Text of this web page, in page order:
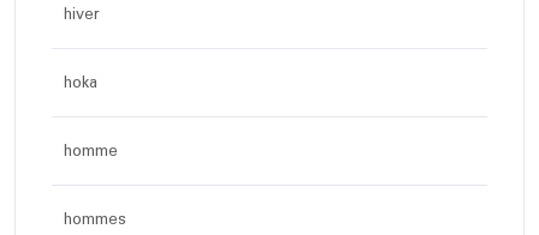
hiver
hoka
homme
hommes